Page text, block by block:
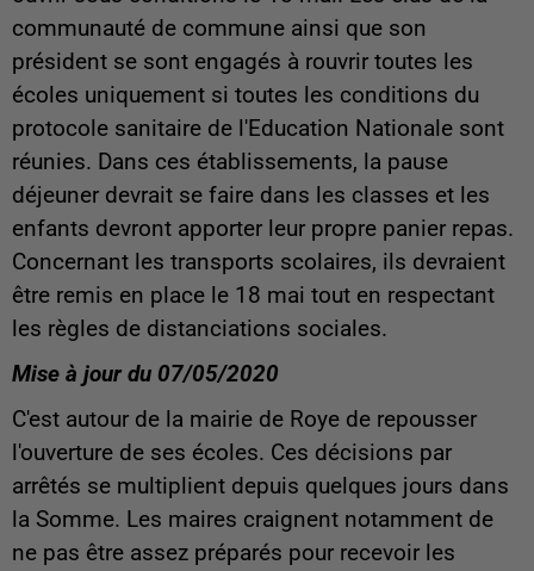
communauté de commune ainsi que son
président se sont engagés à rouvrir toutes les
écoles uniquement si toutes les conditions du
protocole sanitaire de l'Education Nationale sont
réunies. Dans ces établissements, la pause
déjeuner devrait se faire dans les classes et les
enfants devront apporter leur propre panier repas.
Concernant les transports scolaires, ils devraient
être remis en place le 18 mai tout en respectant
les règles de distanciations sociales.
Mise à jour du 07/05/2020
C'est autour de la mairie de Roye de repousser
l'ouverture de ses écoles. Ces décisions par
arrêtés se multiplient depuis quelques jours dans
la Somme. Les maires craignent notamment de
ne pas être assez préparés pour recevoir les